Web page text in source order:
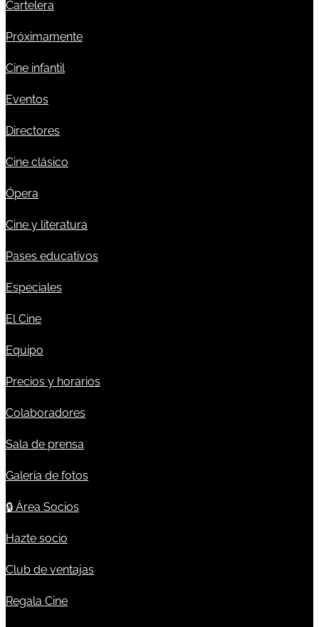
Cartelera
Próximamente
Cine infantil
Eventos
Directores
Cine clásico
Ópera
Cine y literatura
Pases educativos
Especiales
El Cine
Equipo
Precios y horarios
Colaboradores
Sala de prensa
Galería de fotos
🔒 Área Socios
Hazte socio
Club de ventajas
Regala Cine